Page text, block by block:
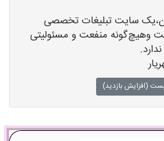
سایت تبلیغات تخصصی
وهیچ‌گونه منفعت و مسئولیتی
(افزایش بازدید)